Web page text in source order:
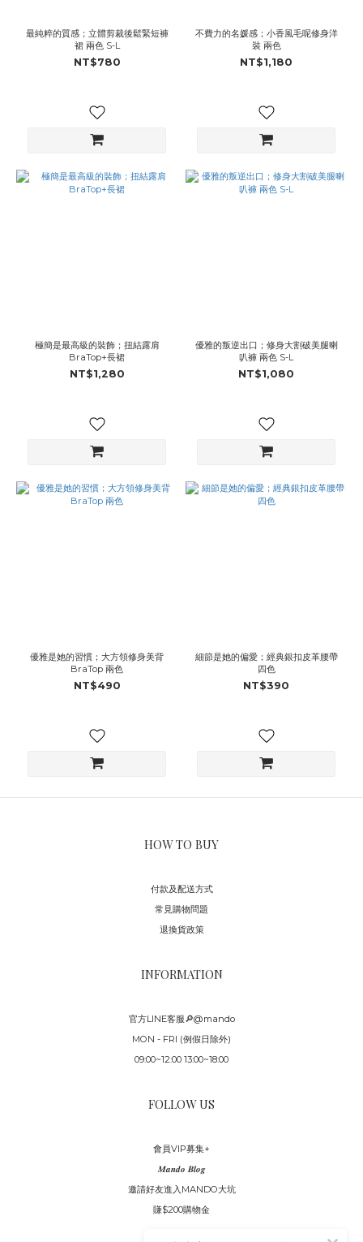
最純粹的質感；立體剪裁後鬆緊短褲
裙 兩色 S-L
NT$780
不費力的名媛感；小香風毛呢修身洋
裝 兩色
NT$1,180
極簡是最高級的裝飾；扭結露肩
BraTop+長裙
NT$1,280
優雅的叛逆出口；修身大割破美腿喇
叭褲 兩色 S-L
NT$1,080
優雅是她的習慣；大方領修身美背
BraTop 兩色
NT$490
細節是她的偏愛；經典銀扣皮革腰帶
四色
NT$390
HOW TO BUY
付款及配送方式
常見購物問題
退換貨政策
INFORMATION
官方LINE客服🔎@mando
MON - FRI (例假日除外)
09:00~12:00 13:00~18:00
FOLLOW US
會員VIP募集+
𝑴𝒂𝒏𝒅𝒐 𝑩𝒍𝒐𝒈
邀請好友進入MANDO大坑
賺$200購物金